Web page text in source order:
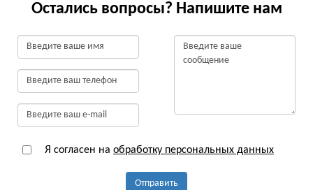
Остались вопросы? Напишите нам
Я согласен на обработку персональных данных
Отправить